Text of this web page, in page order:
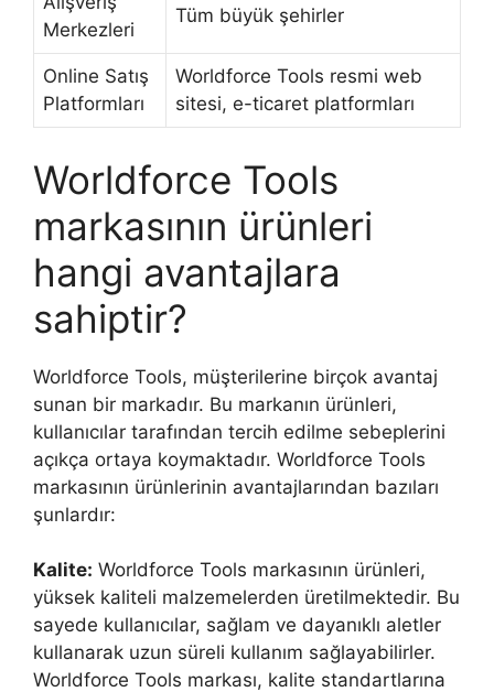
Merkezleri
Tüm büyük şehirler
Online Satış
Platformları
Worldforce Tools resmi web
sitesi, e-ticaret platformları
Worldforce Tools
markasının ürünleri
hangi avantajlara
sahiptir?
Worldforce Tools, müşterilerine birçok avantaj
sunan bir markadır. Bu markanın ürünleri,
kullanıcılar tarafından tercih edilme sebeplerini
açıkça ortaya koymaktadır. Worldforce Tools
markasının ürünlerinin avantajlarından bazıları
şunlardır:
Kalite: Worldforce Tools markasının ürünleri,
yüksek kaliteli malzemelerden üretilmektedir. Bu
sayede kullanıcılar, sağlam ve dayanıklı aletler
kullanarak uzun süreli kullanım sağlayabilirler.
Worldforce Tools markası, kalite standartlarına